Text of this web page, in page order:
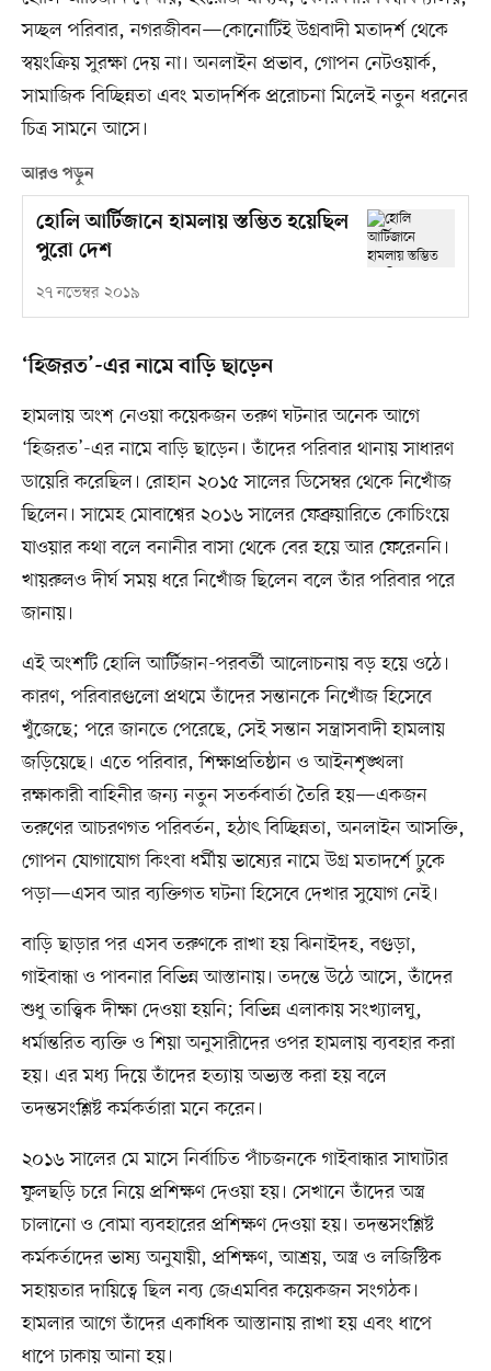
সচ্ছল পরিবার, নগরজীবন—কোনোটিই উগ্রবাদী মতাদর্শ থেকে
স্বয়ংক্রিয় সুরক্ষা দেয় না। অনলাইন প্রভাব, গোপন নেটওয়ার্ক,
সামাজিক বিচ্ছিন্নতা এবং মতাদর্শিক প্ররোচনা মিলেই নতুন ধরনের
চিত্র সামনে আসে।
আরও পড়ুন
হোলি আর্টিজানে হামলায় স্তম্ভিত হয়েছিল
পুরো দেশ
২৭ নভেম্বর ২০১৯
‘হিজরত’-এর নামে বাড়ি ছাড়েন
হামলায় অংশ নেওয়া কয়েকজন তরুণ ঘটনার অনেক আগে
‘হিজরত’-এর নামে বাড়ি ছাড়েন। তাঁদের পরিবার থানায় সাধারণ
ডায়েরি করেছিল। রোহান ২০১৫ সালের ডিসেম্বর থেকে নিখোঁজ
ছিলেন। সামেহ মোবাশ্বের ২০১৬ সালের ফেব্রুয়ারিতে কোচিংয়ে
যাওয়ার কথা বলে বনানীর বাসা থেকে বের হয়ে আর ফেরেননি।
খায়রুলও দীর্ঘ সময় ধরে নিখোঁজ ছিলেন বলে তাঁর পরিবার পরে
জানায়।
এই অংশটি হোলি আর্টিজান-পরবর্তী আলোচনায় বড় হয়ে ওঠে।
কারণ, পরিবারগুলো প্রথমে তাঁদের সন্তানকে নিখোঁজ হিসেবে
খুঁজেছে; পরে জানতে পেরেছে, সেই সন্তান সন্ত্রাসবাদী হামলায়
জড়িয়েছে। এতে পরিবার, শিক্ষাপ্রতিষ্ঠান ও আইনশৃঙ্খলা
রক্ষাকারী বাহিনীর জন্য নতুন সতর্কবার্তা তৈরি হয়—একজন
তরুণের আচরণগত পরিবর্তন, হঠাৎ বিচ্ছিন্নতা, অনলাইন আসক্তি,
গোপন যোগাযোগ কিংবা ধর্মীয় ভাষ্যের নামে উগ্র মতাদর্শে ঢুকে
পড়া—এসব আর ব্যক্তিগত ঘটনা হিসেবে দেখার সুযোগ নেই।
বাড়ি ছাড়ার পর এসব তরুণকে রাখা হয় ঝিনাইদহ, বগুড়া,
গাইবান্ধা ও পাবনার বিভিন্ন আস্তানায়। তদন্তে উঠে আসে, তাঁদের
শুধু তাত্ত্বিক দীক্ষা দেওয়া হয়নি; বিভিন্ন এলাকায় সংখ্যালঘু,
ধর্মান্তরিত ব্যক্তি ও শিয়া অনুসারীদের ওপর হামলায় ব্যবহার করা
হয়। এর মধ্য দিয়ে তাঁদের হত্যায় অভ্যস্ত করা হয় বলে
তদন্তসংশ্লিষ্ট কর্মকর্তারা মনে করেন।
২০১৬ সালের মে মাসে নির্বাচিত পাঁচজনকে গাইবান্ধার সাঘাটার
ফুলছড়ি চরে নিয়ে প্রশিক্ষণ দেওয়া হয়। সেখানে তাঁদের অস্ত্র
চালানো ও বোমা ব্যবহারের প্রশিক্ষণ দেওয়া হয়। তদন্তসংশ্লিষ্ট
কর্মকর্তাদের ভাষ্য অনুযায়ী, প্রশিক্ষণ, আশ্রয়, অস্ত্র ও লজিস্টিক
সহায়তার দায়িত্বে ছিল নব্য জেএমবির কয়েকজন সংগঠক।
হামলার আগে তাঁদের একাধিক আস্তানায় রাখা হয় এবং ধাপে
ধাপে ঢাকায় আনা হয়।